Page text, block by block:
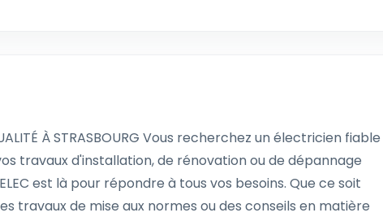
À STRASBOURG Vous recherchez un électricien fiable
travaux d'installation, de rénovation ou de dépannage
est là pour répondre à tous vos besoins. Que ce soit
travaux de mise aux normes ou des conseils en matière